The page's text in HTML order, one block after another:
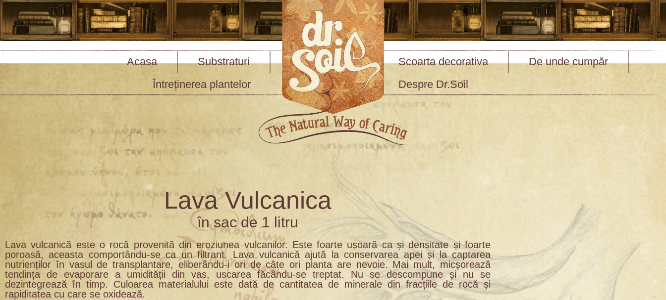
Acasa
Substraturi
Întreținerea plantelor
Scoarta decorativa
De unde cumpăr
Despre Dr.Soil
Lava Vulcanica
în sac de 1 litru
Lava vulcanică este o rocă provenită din eroziunea vulcanilor. Este foarte ușoară ca și densitate și foarte
poroasă, aceasta comportându-se ca un filtrant. Lava vulcanică ajută la conservarea apei și la captarea
nutrienților în vasul de transplantare, eliberându-i ori de câte ori planta are nevoie. Mai mult, micșorează
tendința de evaporare a umidității din vas, uscarea făcându-se treptat. Nu se descompune și nu se
dezintegrează în timp. Culoarea materialului este dată de cantitatea de minerale din fracțiile de rocă și
rapiditatea cu care se oxidează.